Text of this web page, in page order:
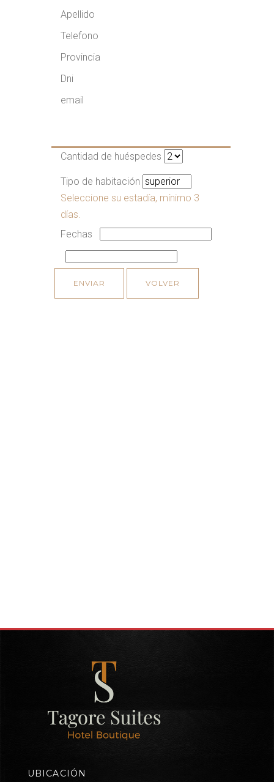
Apellido
Telefono
Provincia
Dni
email
Cantidad de huéspedes
Tipo de habitación
Seleccione su estadía, mínimo 3
días.
Fechas
ENVIAR VOLVER
UBICACIÓN